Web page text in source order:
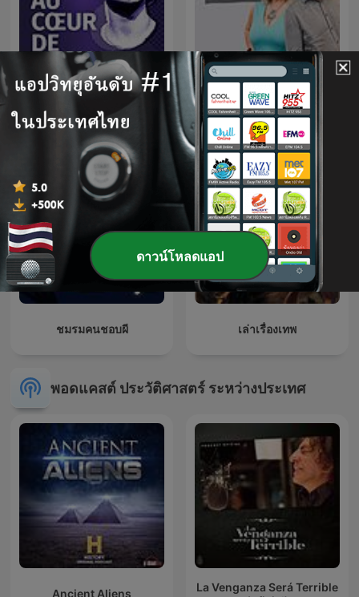
Au Cœur de l'Histoire La Rosa de los Vientos
ชมรมคนชอบผี เล่าเรื่องเทพ
พอดแคสต์ ประวัติศาสตร์ ระหว่างประเทศ
Ancient Aliens
La Venganza Será Terrible
ดาวน์โหลดแอป